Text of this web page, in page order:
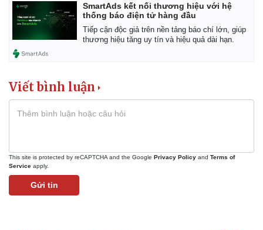
SmartAds kết nối thương hiệu với hệ
thống báo điện tử hàng đầu
Tiếp cận độc giả trên nền tảng báo chí lớn, giúp
thương hiệu tăng uy tín và hiệu quả dài hạn.
Viết bình luận
This site is protected by reCAPTCHA and the Google Privacy Policy and Terms of
Service apply.
Gửi tin